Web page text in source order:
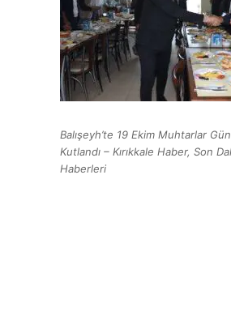
Balışeyh’te 19 Ekim Muhtarlar
Kutlandı – Kırıkkale Haber, Son
Haberleri